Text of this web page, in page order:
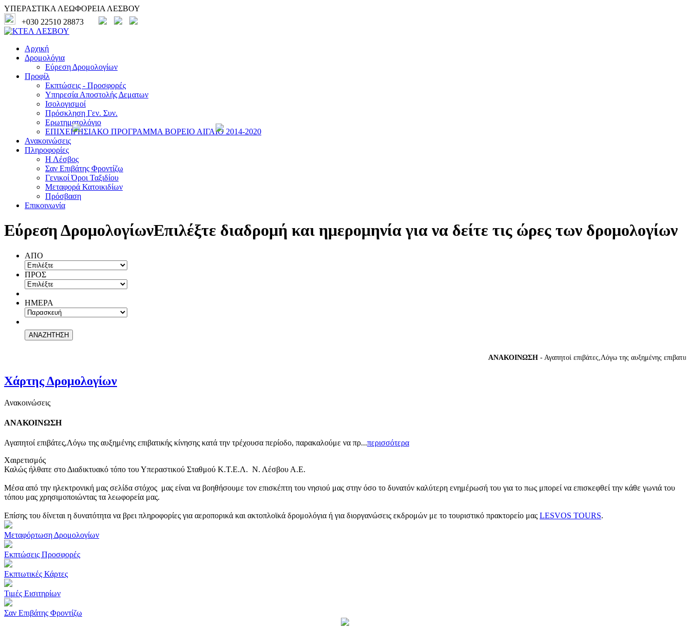
ΥΠΕΡΑΣΤΙΚΑ ΛΕΩΦΟΡΕΙΑ ΛΕΣΒΟΥ
+030 22510 28873
Αρχική
Δρομολόγια
Εύρεση Δρομολογίων
Προφίλ
Εκπτώσεις - Προσφορές
Υπηρεσία Αποστολής Δεματων
Ισολογισμοί
Πρόσκληση Γεν. Συν.
Ερωτηματολόγιο
ΕΠΙΧΕΙΡΗΣΙΑΚΟ ΠΡΟΓΡΑΜΜΑ ΒΟΡΕΙΟ ΑΙΓΑΙΟ 2014-2020
Ανακοινώσεις
Πληροφορίες
Η Λέσβος
Σαν Επιβάτης Φροντίζω
Γενικοί Όροι Ταξιδίου
Μεταφορά Κατοικιδίων
Πρόσβαση
Επικοινωνία
Εύρεση ΔρομολογίωνΕπιλέξτε διαδρομή και ημερομηνία για να δείτε τις ώρες των δρομολογίων
ΑΠΟ
ΠΡΟΣ
ΗΜΕΡΑ
ΑΝΑΚΟΙΝΩΣΗ- Αγαπητοί επιβάτες,Λόγω της αυξημένης επιβατικής
Χάρτης Δρομολογίων
Ανακοινώσεις
ΑΝΑΚΟΙΝΩΣΗ
Αγαπητοί επιβάτες,Λόγω της αυξημένης επιβατικής κίνησης κατά την τρέχουσα περίοδο, παρακαλούμε να πρ...περισσότερα
Χαιρετισμός
Καλώς ήλθατε στο Διαδικτυακό τόπο του Υπεραστικού Σταθμού Κ.Τ.Ε.Λ. Ν. Λέσβου Α.Ε.
Μέσα από την ηλεκτρονική μας σελίδα στόχος μας είναι να βοηθήσουμε τον επισκέπτη του νησιού μας στην όσο το δυνατόν καλύτερη ενημέρωσή του για το πως μπορεί να επισκεφθεί την κάθε γωνιά του
τόπου μας χρησιμοποιώντας τα λεωφορεία μας.
Επίσης του δίνεται η δυνατότητα να βρει πληροφορίες για αεροπορικά και ακτοπλοϊκά δρομολόγια ή για διοργανώσεις εκδρομών με το τουριστικό πρακτορείο μας LESVOS TOURS.
Μεταφόρτωση Δρομολογίων
Εκπτώσεις Προσφορές
Εκπτωτικές Κάρτες
Τιμές Εισιτηρίων
Σαν Επιβάτης Φροντίζω